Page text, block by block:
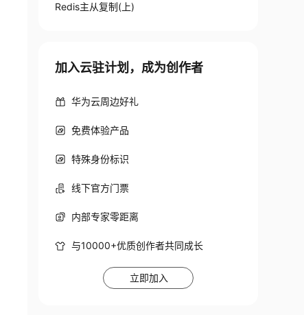
Redis主从复制(上)
加入云驻计划，成为创作者
华为云周边好礼
免费体验产品
特殊身份标识
线下官方门票
内部专家零距离
与10000+优质创作者共同成长
立即加入